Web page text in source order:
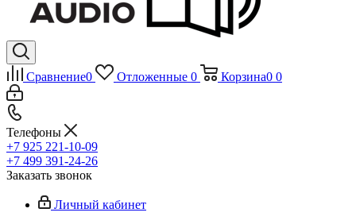
Сравнение0 Отложенные 0 Корзина0 0
Телефоны
+7 925 221-10-09
+7 499 391-24-26
Заказать звонок
Личный кабинет